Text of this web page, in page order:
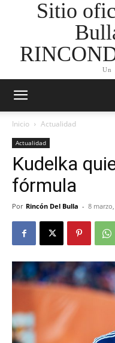
Sitio
Un
Inicio Actualidad
Actualidad
Kudelka
fórmula
Por Rincón Del Bulla - 8